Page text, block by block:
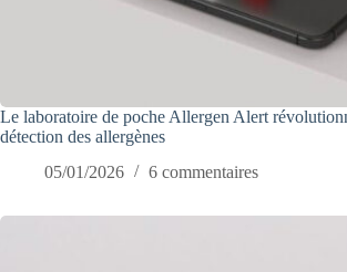
Le laboratoire de poche Allergen Alert
détection des allergènes
05/01/2026
6 commentaires